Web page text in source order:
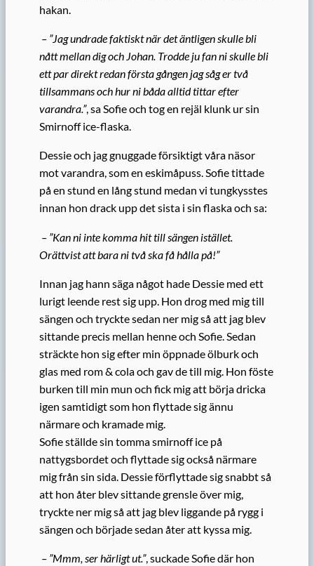
hakan.
– ”Jag undrade faktiskt när det äntligen skulle bli
nått mellan dig och Johan. Trodde ju fan ni skulle bli
ett par direkt redan första gången jag såg er två
tillsammans och hur ni båda alltid tittar efter
varandra.”, sa Sofie och tog en rejäl klunk ur sin
Smirnoff ice-flaska.
Dessie och jag gnuggade försiktigt våra näsor
mot varandra, som en eskimåpuss. Sofie tittade
på en stund en lång stund medan vi tungkysstes
innan hon drack upp det sista i sin flaska och sa:
– ”Kan ni inte komma hit till sängen istället.
Orättvist att bara ni två ska få hålla på!”
Innan jag hann säga något hade Dessie med ett
lurigt leende rest sig upp. Hon drog med mig till
sängen och tryckte sedan ner mig så att jag blev
sittande precis mellan henne och Sofie. Sedan
sträckte hon sig efter min öppnade ölburk och
glas med rom & cola och gav de till mig. Hon föste
burken till min mun och fick mig att börja dricka
igen samtidigt som hon flyttade sig ännu
närmare och kramade mig.
Sofie ställde sin tomma smirnoff ice på
nattygsbordet och flyttade sig också närmare
mig från sin sida. Dessie förflyttade sig snabbt så
att hon åter blev sittande grensle över mig,
tryckte ner mig så att jag blev liggande på rygg i
sängen och började sedan åter att kyssa mig.
– ”Mmm, ser härligt ut.”, suckade Sofie där hon